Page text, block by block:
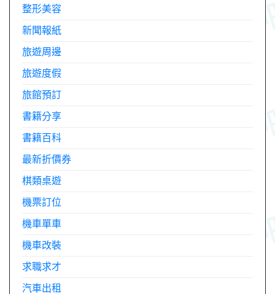
整形美容
新聞報紙
旅遊周邊
旅遊度假
旅館預訂
書籍分享
書籍百科
最新折價券
棋類桌遊
機票訂位
機車單車
機車改裝
求職求才
汽車出租